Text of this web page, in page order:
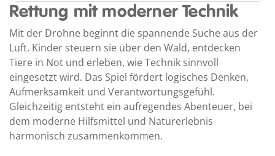
Rettung mit moderner Technik
Mit der Drohne beginnt die spannende Suche aus der
Luft. Kinder steuern sie über den Wald, entdecken
Tiere in Not und erleben, wie Technik sinnvoll
eingesetzt wird. Das Spiel fördert logisches Denken,
Aufmerksamkeit und Verantwortungsgefühl.
Gleichzeitig entsteht ein aufregendes Abenteuer, bei
dem moderne Hilfsmittel und Naturerlebnis
harmonisch zusammenkommen.